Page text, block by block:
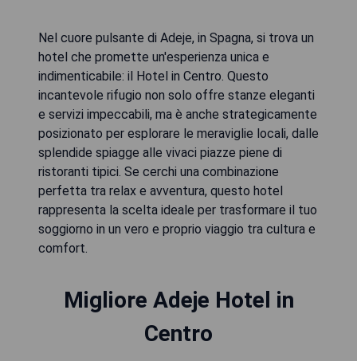
Nel cuore pulsante di Adeje, in Spagna, si trova un
hotel che promette un'esperienza unica e
indimenticabile: il Hotel in Centro. Questo
incantevole rifugio non solo offre stanze eleganti
e servizi impeccabili, ma è anche strategicamente
posizionato per esplorare le meraviglie locali, dalle
splendide spiagge alle vivaci piazze piene di
ristoranti tipici. Se cerchi una combinazione
perfetta tra relax e avventura, questo hotel
rappresenta la scelta ideale per trasformare il tuo
soggiorno in un vero e proprio viaggio tra cultura e
comfort.
Migliore Adeje Hotel in
Centro